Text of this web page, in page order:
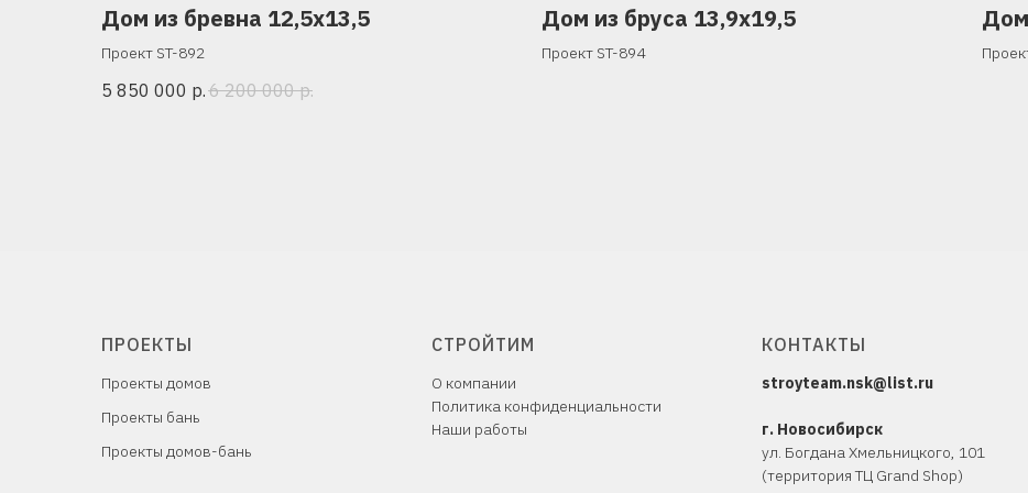
Дом из бревна 12,5х13,5
Проект ST-892
5 850 000 р. 6 200 000 р.
Дом из бруса 13,9х19,5
Проект ST-894
Дом
ПРОЕКТЫ
Проекты домов
Проекты бань
Проекты домов-бань
СТРОЙТИМ
О компании
Политика конфиденциальности
Наши работы
КОНТАКТЫ
stroyteam.nsk@list.ru
г. Новосибирск
ул. Богдана Хмельницкого, 101
(территория ТЦ Grand Shop)